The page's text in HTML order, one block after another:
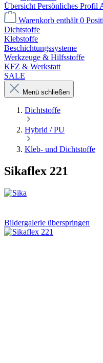
Übersicht Persönliches Profil
Warenkorb enthält 0
Dichtstoffe
Klebstoffe
Beschichtungssysteme
Werkzeuge & Hilfsstoffe
KFZ & Werkstatt
SALE
Menü schließen
Dichtstoffe
Hybrid / PU
Kleb- und Dichtstoffe
Sikaflex 221
Bildergalerie überspringen